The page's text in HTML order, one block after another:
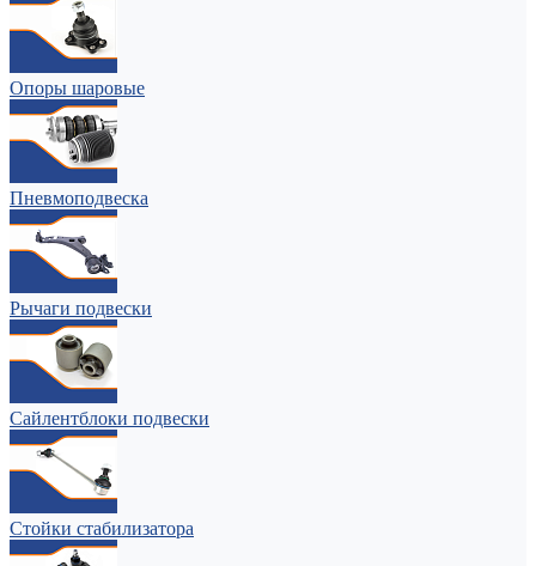
Опоры шаровые
Пневмоподвеска
Рычаги подвески
Сайлентблоки подвески
Стойки стабилизатора